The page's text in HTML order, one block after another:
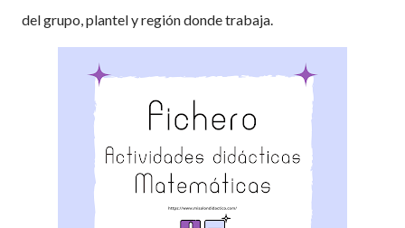
del grupo, plantel y región donde trabaja.